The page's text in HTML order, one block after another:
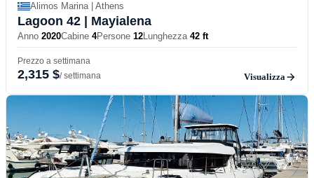
Alimos Marina | Athens
Lagoon 42 | Mayialena
Anno 2020Cabine 4Persone 12Lunghezza 42 ft
Prezzo a settimana
2,315 $/ settimana Visualizza